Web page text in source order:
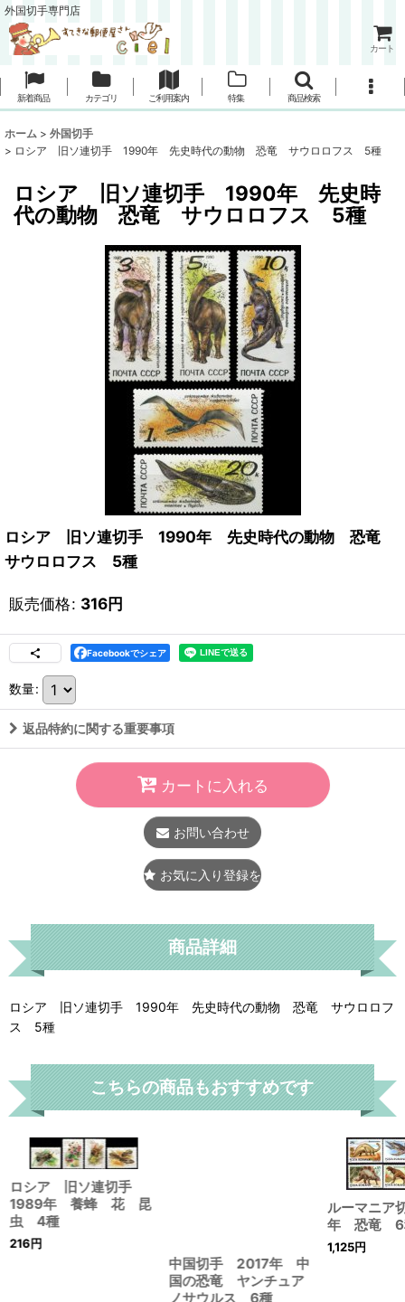
外国切手専門店
カート
新着商品 カテゴリ ご利用案内 特集 商品検索
ホーム > 外国切手
> ロシア 旧ソ連切手 1990年 先史時代の動物 恐竜 サウロロフス 5種
ロシア 旧ソ連切手 1990年 先史時
代の動物 恐竜 サウロロフス 5種
ロシア 旧ソ連切手 1990年 先史時代の動物 恐竜
サウロロフス 5種
販売価格: 316円
Facebookでシェア
数量:
返品特約に関する重要事項
カートに入れる
お問い合わせ
お気に入り登録をする
商品詳細
ロシア 旧ソ連切手 1990年 先史時代の動物 恐竜 サウロロフ
ス 5種
こちらの商品もおすすめです
ロシア 旧ソ連切手
1989年 養蜂 花 昆
虫 4種
216円
中国切手 2017年 中
ルーマニ
年 恐竜 6
1,125円